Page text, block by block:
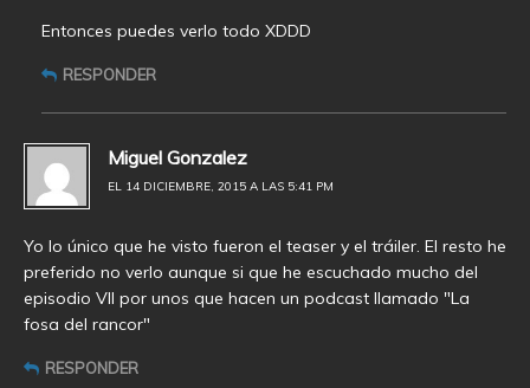
Entonces puedes verlo todo XDDD
RESPONDER
Miguel Gonzalez
EL 14 DICIEMBRE, 2015 A LAS 5:41 PM
Yo lo único que he visto fueron el teaser y el tráiler. El resto he
preferido no verlo aunque si que he escuchado mucho del
episodio VII por unos que hacen un podcast llamado "La
fosa del rancor"
RESPONDER